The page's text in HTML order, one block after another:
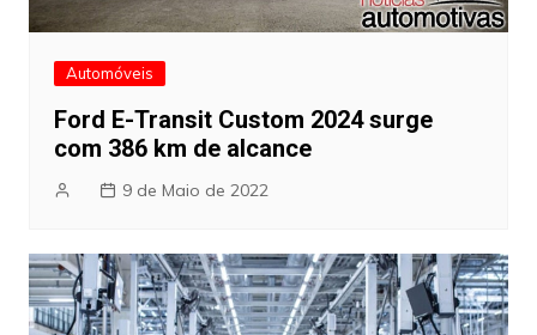
Automóveis
Ford E-Transit Custom 2024 surge
com 386 km de alcance
9 de Maio de 2022